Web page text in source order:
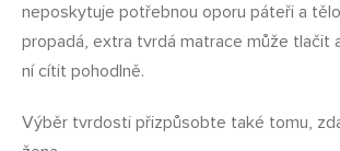
neposkytuje potřebnou oporu páteři a
propadá, extra tvrdá matrace může tlačit
ní cítit pohodlně.
Výběr tvrdosti přizpůsobte také tomu,